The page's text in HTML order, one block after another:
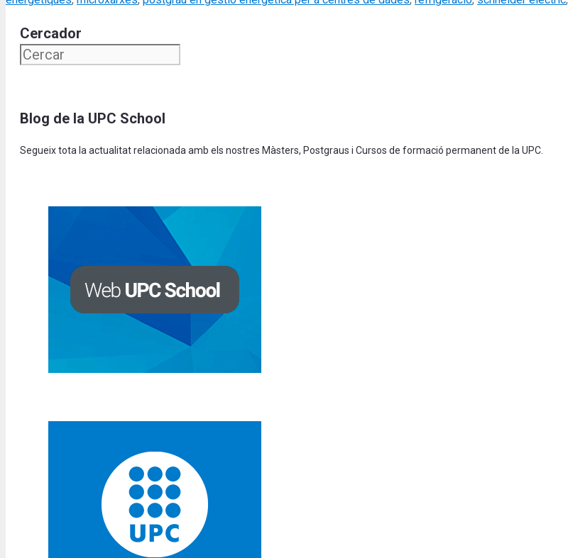
Cercador
Blog de la UPC School
Segueix tota la actualitat relacionada amb els nostres Màsters, Postgraus i Cursos de formació permanent de la UPC.